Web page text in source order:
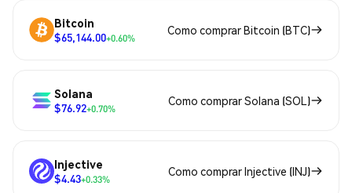
Bitcoin
$65,144.00+0.60%
Como comprar Bitcoin (BTC)
Solana
$76.92+0.70%
Como comprar Solana (SOL)
Injective
$4.43+0.33%
Como comprar Injective (INJ)